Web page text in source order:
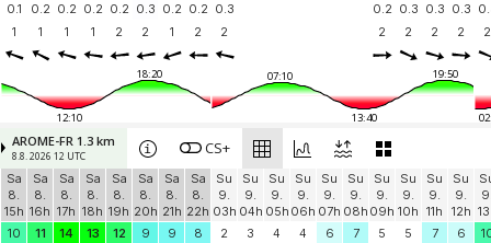
0.1 0.2 0.2 0.2 0.2 0.3 0.2 0.2 0.3 0.2 0.3 0.3 0.3
1
1 1 1 2 2 1 2 2 2 2 2 2 2
18:20
12:10
07:10 19:50
13:40
AROME-FR 1.3 km
8.8. 2026 12 UTC CS+
Sa
8.
15h
Sa
8.
16h
Sa
8.
17h
Sa
8.
18h
Sa
8.
19h
Sa
8.
20h
Sa
8.
21h
Sa
8.
22h
Su
9.
03h
Su
9.
04h
Su
9.
05h
Su
9.
06h
Su
9.
07h
Su
9.
08h
Su
9.
09h
Su
9.
10h
Su
9.
11h
Su
9.
12h
10
11 14 13 12 9 9 8 2 3 4 4 6 7 5 5 7 6